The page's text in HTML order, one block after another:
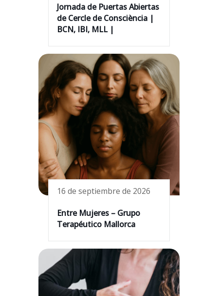
Jornada de Puertas Abiertas
de Cercle de Consciència |
BCN, IBI, MLL |
16 de septiembre de 2026
Entre Mujeres – Grupo
Terapéutico Mallorca